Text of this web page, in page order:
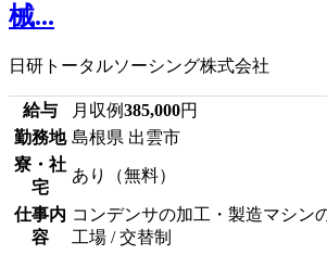
械...
日研トータルソーシング株式会社
給与 月収例385,000円
勤務地 島根県 出雲市
寮・社
宅
あり（無料）
仕事内
容
コンデンサの加工・製造マシン
工場 / 交替制